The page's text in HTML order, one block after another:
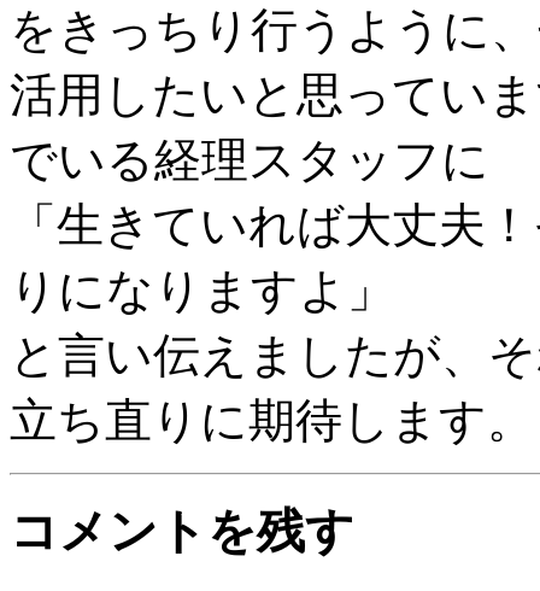
をきっちり行うように
活用したいと思ってい
でいる経理スタッフに
「生きていれば大丈夫
りになりますよ」
と言い伝えましたが、
立ち直りに期待します。
コメントを残す